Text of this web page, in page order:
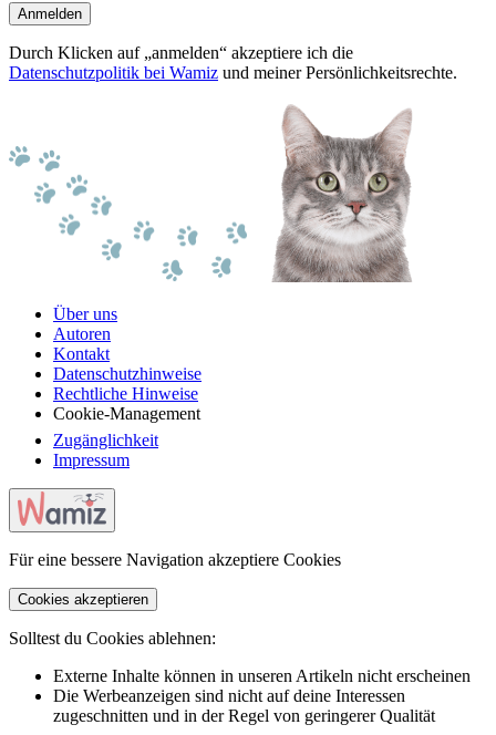
Anmelden
Durch Klicken auf „anmelden“ akzeptiere ich die
Datenschutzpolitik bei Wamiz und meiner Persönlichkeitsrechte.
Über uns
Autoren
Kontakt
Datenschutzhinweise
Rechtliche Hinweise
Cookie-Management
Zugänglichkeit
Impressum
Für eine bessere Navigation akzeptiere Cookies
Cookies akzeptieren
Solltest du Cookies ablehnen:
Externe Inhalte können in unseren Artikeln nicht erscheinen
Die Werbeanzeigen sind nicht auf deine Interessen
zugeschnitten und in der Regel von geringerer Qualität